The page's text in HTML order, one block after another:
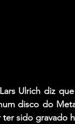
Ulrich diz
disco do
ter sido gravado